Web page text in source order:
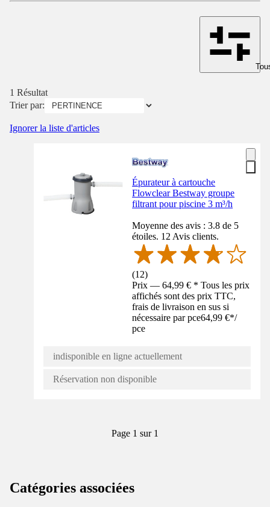
1 Résultat
Trier par:
Ignorer la liste d'articles
Épurateur à cartouche
Flowclear Bestway groupe
filtrant pour piscine 3 m³/h
Moyenne des avis : 3.8 de 5
étoiles. 12 Avis clients.
(12)
Prix — 64,99 € * Tous les prix
affichés sont des prix TTC,
frais de livraison en sus si
nécessaire par pce64,99 €*/
pce
indisponible en ligne actuellement
Réservation non disponible
Page 1 sur 1
Catégories associées